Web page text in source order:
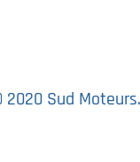
2020 Sud